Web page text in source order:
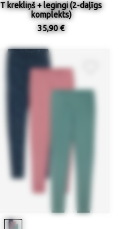
T krekliņš + legingi (2-daļīgs
komplekts)
35,90 €